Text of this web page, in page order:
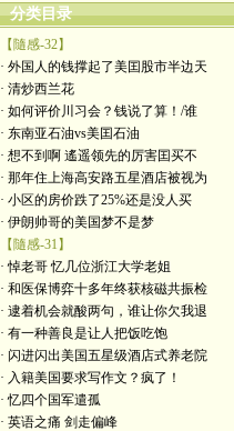
分类目录
【隨感-32】
· 外国人的钱撑起了美囯股市半边天
· 清炒西兰花
· 如何评价川习会？钱说了算！/谁
· 东南亚石油vs美囯石油
· 想不到啊 遙遥领先的厉害囯买不
· 那年住上海高安路五星酒店被视为
· 小区的房价跌了25%还是没人买
· 伊朗帅哥的美国梦不是梦
【隨感-31】
· 悼老哥 忆几位浙江大学老姐
· 和医保博弈十多年终获核磁共振检
· 逮着机会就酸两句，谁让你欠我退
· 有一种善良是让人把饭吃饱
· 闪进闪出美国五星级酒店式养老院
· 入籍美国要求写作文？疯了！
· 忆四个国军遣孤
· 英语之痛 剑走偏峰